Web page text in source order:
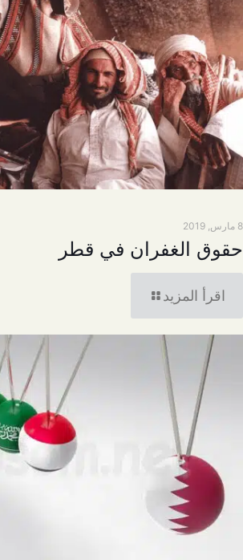
8 مارس, 2019
حقوق الغفران في قطر
اقرأ المزيد